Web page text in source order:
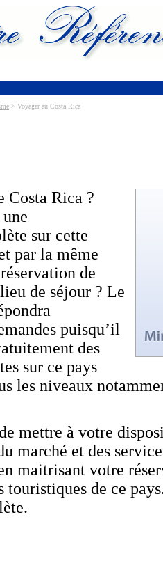
> Voyager au Costa Rica
Costa Rica ?
sur cette
par la même
de
de séjour ? Le
puisqu’il
des
sur ce pays
les niveaux
mettre à votre
marché et des
maitrisant votre
de ce